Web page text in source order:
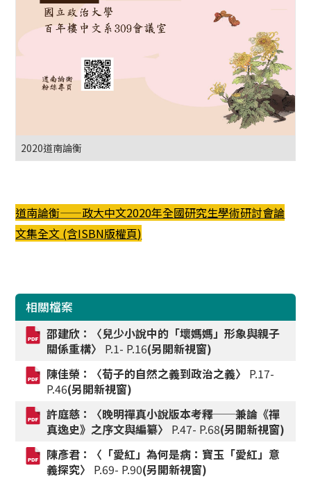
2020道南論衡
道南論衡——政大中文2020年全國研究生學術研討會論
文集全文 (含ISBN版權頁)
相關檔案
邵建欣：〈兒少小說中的「壞媽媽」形象與親子
關係重構〉 P.1- P.16(另開新視窗)
陳佳榮：〈荀子的自然之義到政治之義〉 P.17-
P.46(另開新視窗)
許庭慈：〈晚明禪真小說版本考釋──兼論《禪
真逸史》之序文與編纂〉 P.47- P.68(另開新視窗)
陳彥君：〈「愛紅」為何是病：寶玉「愛紅」意
義探究〉 P.69- P.90(另開新視窗)